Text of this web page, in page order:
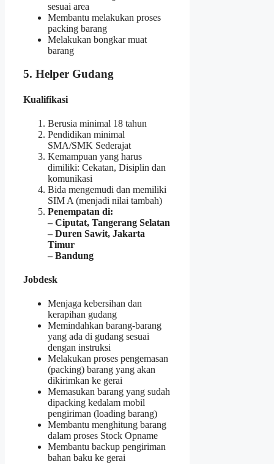
sesuai area
Membantu melakukan proses
packing barang
Melakukan bongkar muat
barang
5. Helper Gudang
Kualifikasi
Berusia minimal 18 tahun
Pendidikan minimal
SMA/SMK Sederajat
Kemampuan yang harus
dimiliki: Cekatan, Disiplin dan
komunikasi
Bida mengemudi dan memiliki
SIM A (menjadi nilai tambah)
Penempatan di:
– Ciputat, Tangerang Selatan
– Duren Sawit, Jakarta
Timur
– Bandung
Jobdesk
Menjaga kebersihan dan
kerapihan gudang
Memindahkan barang-barang
yang ada di gudang sesuai
dengan instruksi
Melakukan proses pengemasan
(packing) barang yang akan
dikirimkan ke gerai
Memasukan barang yang sudah
dipacking kedalam mobil
pengiriman (loading barang)
Membantu menghitung barang
dalam proses Stock Opname
Membantu backup pengiriman
bahan baku ke gerai